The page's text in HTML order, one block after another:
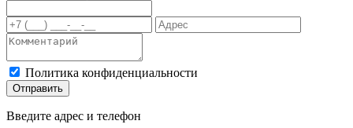
Политика конфиденциальности
Отправить
Введите адрес и телефон